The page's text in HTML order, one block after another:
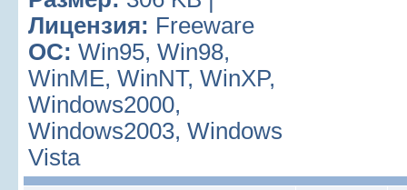
Лицензия: Freeware
ОС: Win95, Win98,
WinME, WinNT, WinXP,
Windows2000,
Windows2003, Windows
Vista